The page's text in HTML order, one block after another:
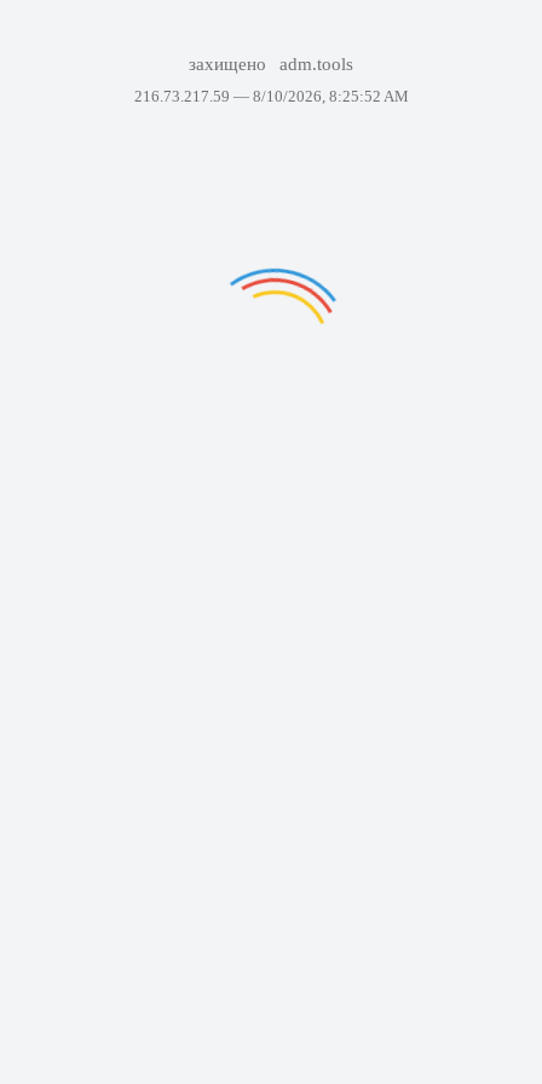
захищено adm.tools
216.73.217.59 — 8/10/2026, 8:25:52 AM